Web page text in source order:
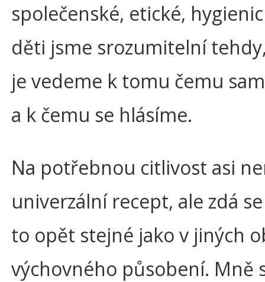
společenské, etické,
děti jsme srozumitelní
je vedeme k tomu čemu
a k čemu se hlásíme.
Na potřebnou citlivost asi
univerzální recept, ale zdá
to opět stejné jako v jiných
výchovného působení. Mně